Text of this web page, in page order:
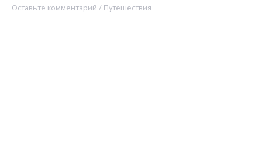
Оставьте комментарий / Путешествия